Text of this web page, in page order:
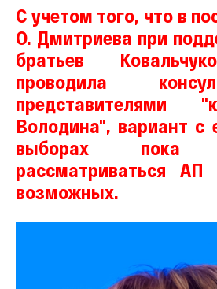
С учетом того, что в
О. Дмитриева при
братьев
проводила
представителями
Володина", вариант с
выборах пока
рассматриваться
возможных.